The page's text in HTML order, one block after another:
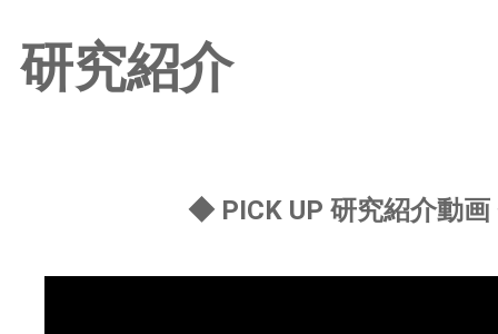
研究紹介
◆ PICK UP 研究紹介動